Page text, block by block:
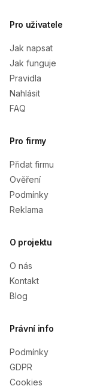
Pro uživatele
Jak napsat
Jak funguje
Pravidla
Nahlásit
FAQ
Pro firmy
Přidat firmu
Ověření
Podmínky
Reklama
O projektu
O nás
Kontakt
Blog
Právní info
Podmínky
GDPR
Cookies